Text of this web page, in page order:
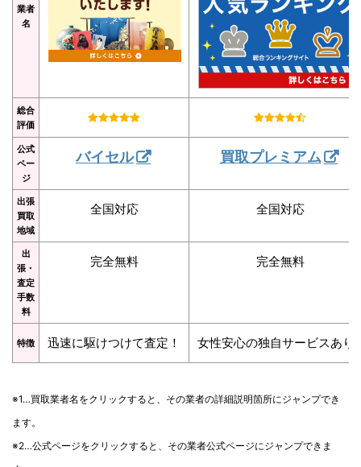
業者
名
総合
評価
公式
ペー
ジ
バイセル 買取プレミアム
出張
買取
地域
全国対応 全国対応
出
張・
査定
手数
料
完全無料 完全無料
特徴 迅速に駆けつけて査定！ 女性安心の独自サービスあり
※1…買取業者名をクリックすると、その業者の詳細説明箇所にジャンプでき
ます。
※2…公式ページをクリックすると、その業者公式ページにジャンプできま